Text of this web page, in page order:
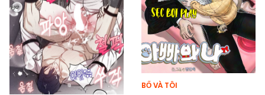
BỐ VÀ TÔI